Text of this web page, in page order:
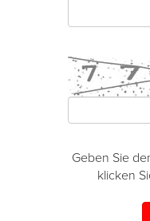
Geben Sie
klicken